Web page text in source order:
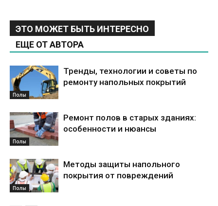
ЭТО МОЖЕТ БЫТЬ ИНТЕРЕСНО
ЕЩЕ ОТ АВТОРА
Полы
Тренды, технологии и советы по
ремонту напольных покрытий
Полы
Ремонт полов в старых зданиях:
особенности и нюансы
Полы
Методы защиты напольного
покрытия от повреждений